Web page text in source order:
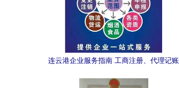
连云港企业服务指南 工商注册、代理记账